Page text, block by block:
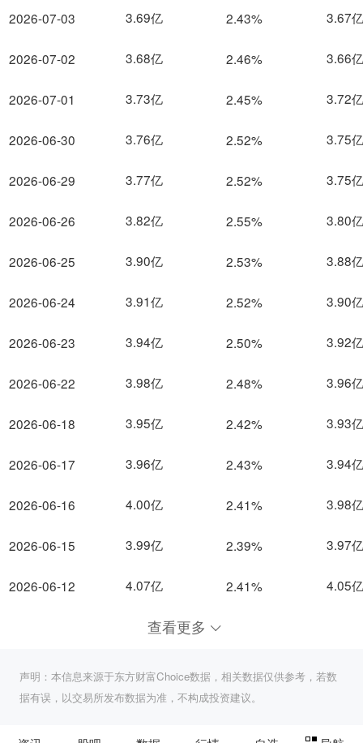
2026-07-03
2026-07-02
2026-07-01
2026-06-30
2026-06-29
2026-06-26
2026-06-25
2026-06-24
2026-06-23
2026-06-22
2026-06-18
2026-06-17
2026-06-16
2026-06-15
2026-06-12
3.69亿 2.43% 3.67亿
3.68亿 2.46% 3.66亿
3.73亿 2.45% 3.72亿
3.76亿 2.52% 3.75亿
3.77亿 2.52% 3.75亿
3.82亿 2.55% 3.80亿
3.90亿 2.53% 3.88亿
3.91亿 2.52% 3.90亿
3.94亿 2.50% 3.92亿
3.98亿 2.48% 3.96亿
3.95亿 2.42% 3.93亿
3.96亿 2.43% 3.94亿
4.00亿 2.41% 3.98亿
3.99亿 2.39% 3.97亿
4.07亿 2.41% 4.05亿
查看更多
声明：本信息来源于东方财富Choice数据，相关数据仅供参考，若数
据有误，以交易所发布数据为准，不构成投资建议。